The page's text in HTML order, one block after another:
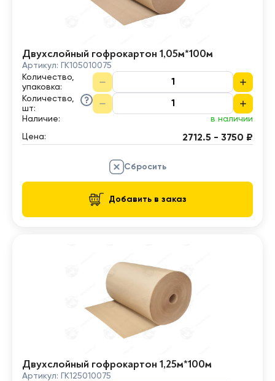
Двухслойный гофрокартон 1,05м*100м
Артикул:
ГК105010075
Количество,
упаковка:
Количество,
шт:
Наличие:
в наличии
Цена: 2712.5 - 3750 ₽
Сбросить
Добавить в заказ
Двухслойный гофрокартон 1,25м*100м
Артикул:
ГК125010075